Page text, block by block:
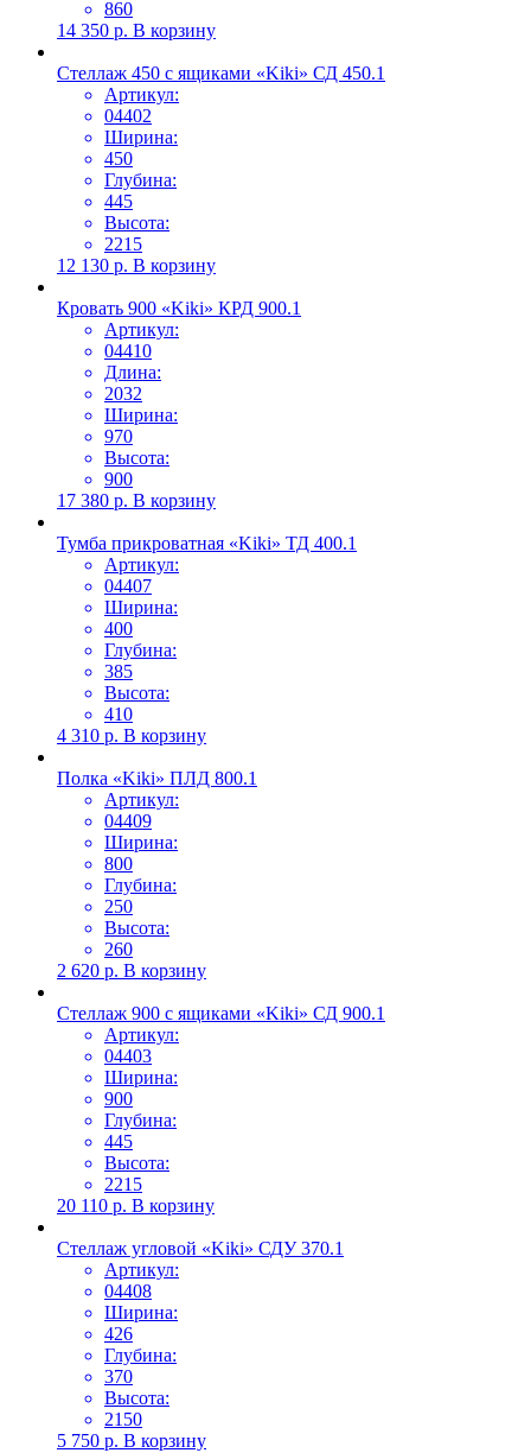
860
14 350 р. В корзину
Стеллаж 450 с ящиками «Kiki» СД 450.1
Артикул:
04402
Ширина:
450
Глубина:
445
Высота:
2215
12 130 р. В корзину
Кровать 900 «Kiki» КРД 900.1
Артикул:
04410
Длина:
2032
Ширина:
970
Высота:
900
17 380 р. В корзину
Тумба прикроватная «Kiki» ТД 400.1
Артикул:
04407
Ширина:
400
Глубина:
385
Высота:
410
4 310 р. В корзину
Полка «Kiki» ПЛД 800.1
Артикул:
04409
Ширина:
800
Глубина:
250
Высота:
260
2 620 р. В корзину
Стеллаж 900 с ящиками «Kiki» СД 900.1
Артикул:
04403
Ширина:
900
Глубина:
445
Высота:
2215
20 110 р. В корзину
Стеллаж угловой «Kiki» СДУ 370.1
Артикул:
04408
Ширина:
426
Глубина:
370
Высота:
2150
5 750 р. В корзину